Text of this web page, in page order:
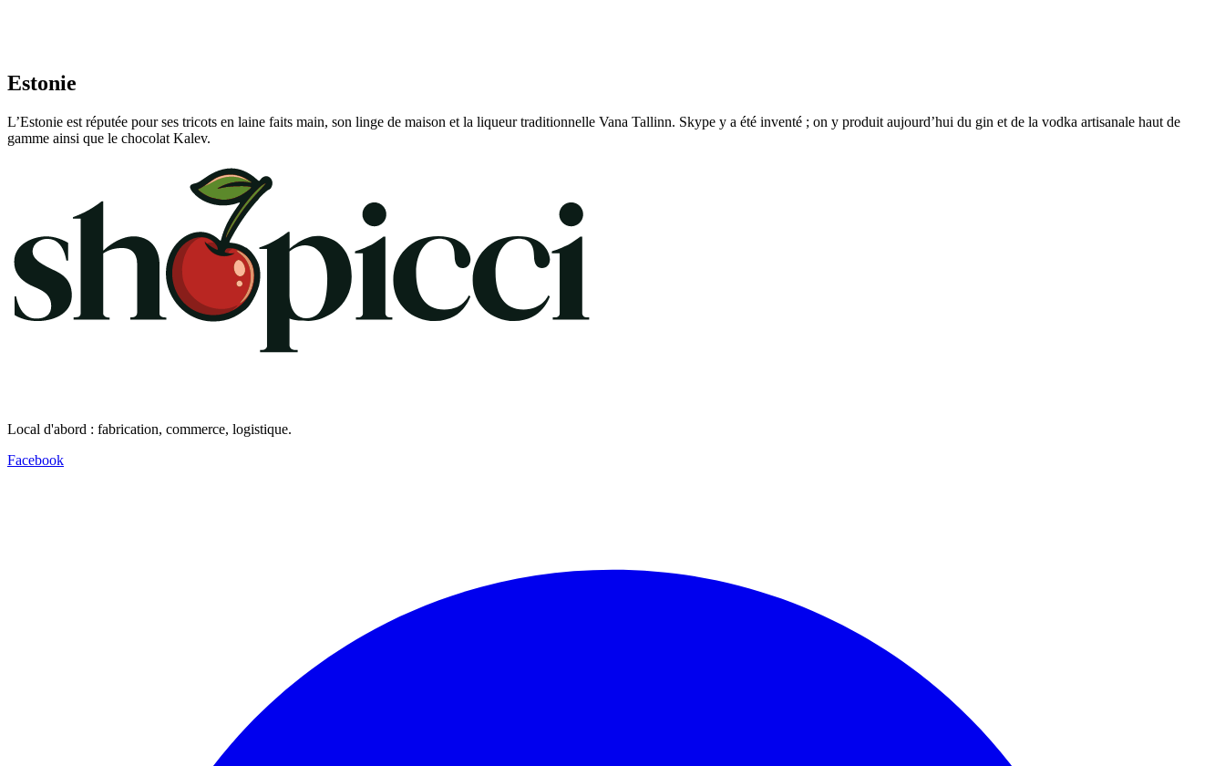
Estonie
L’Estonie est réputée pour ses tricots en laine faits main, son linge de maison et la liqueur traditionnelle Vana Tallinn. Skype y a été inventé ; on y produit aujourd’hui du gin et de la vodka artisanale haut de
gamme ainsi que le chocolat Kalev.
Local d'abord : fabrication, commerce, logistique.
Facebook